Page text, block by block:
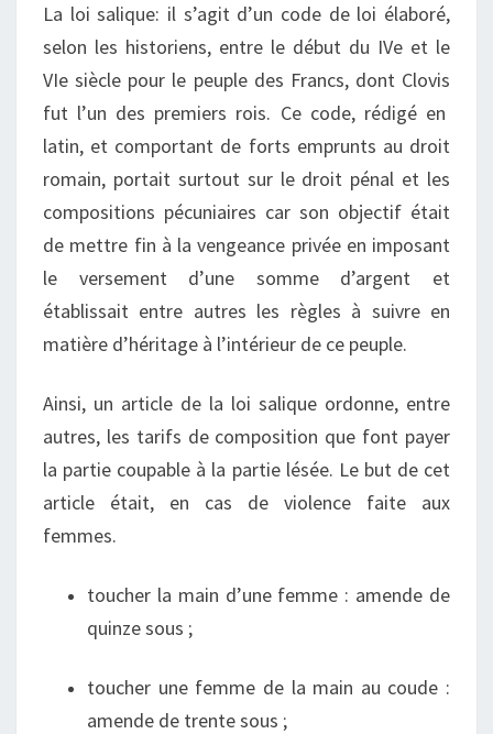
La loi salique: il s’agit d’un code de loi élaboré,
selon les historiens, entre le début du IVe et le
VIe siècle pour le peuple des Francs, dont Clovis
fut l’un des premiers rois. Ce code, rédigé en
latin, et comportant de forts emprunts au droit
romain, portait surtout sur le droit pénal et les
compositions pécuniaires car son objectif était
de mettre fin à lavengeance privéeen imposant
le versement d’une somme d’argent et
établissait entre autres les règles à suivre en
matière d’héritage à l’intérieur de ce peuple.
Ainsi, un article de la loi salique ordonne, entre
autres, les tarifs de composition que font payer
la partie coupable à la partie lésée. Le but de cet
article était, en cas de violence faite aux
femmes.
toucher la main d’une femme : amende de
quinze sous ;
toucher une femme de la main au coude :
amende de trente sous ;